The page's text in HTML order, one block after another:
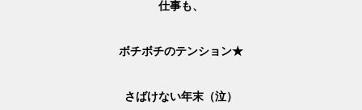
仕事も、
ボチボチのテンション★
さばけない年末（泣）